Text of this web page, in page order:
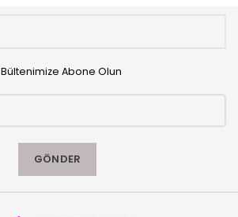
Bültenimize Abone Olun